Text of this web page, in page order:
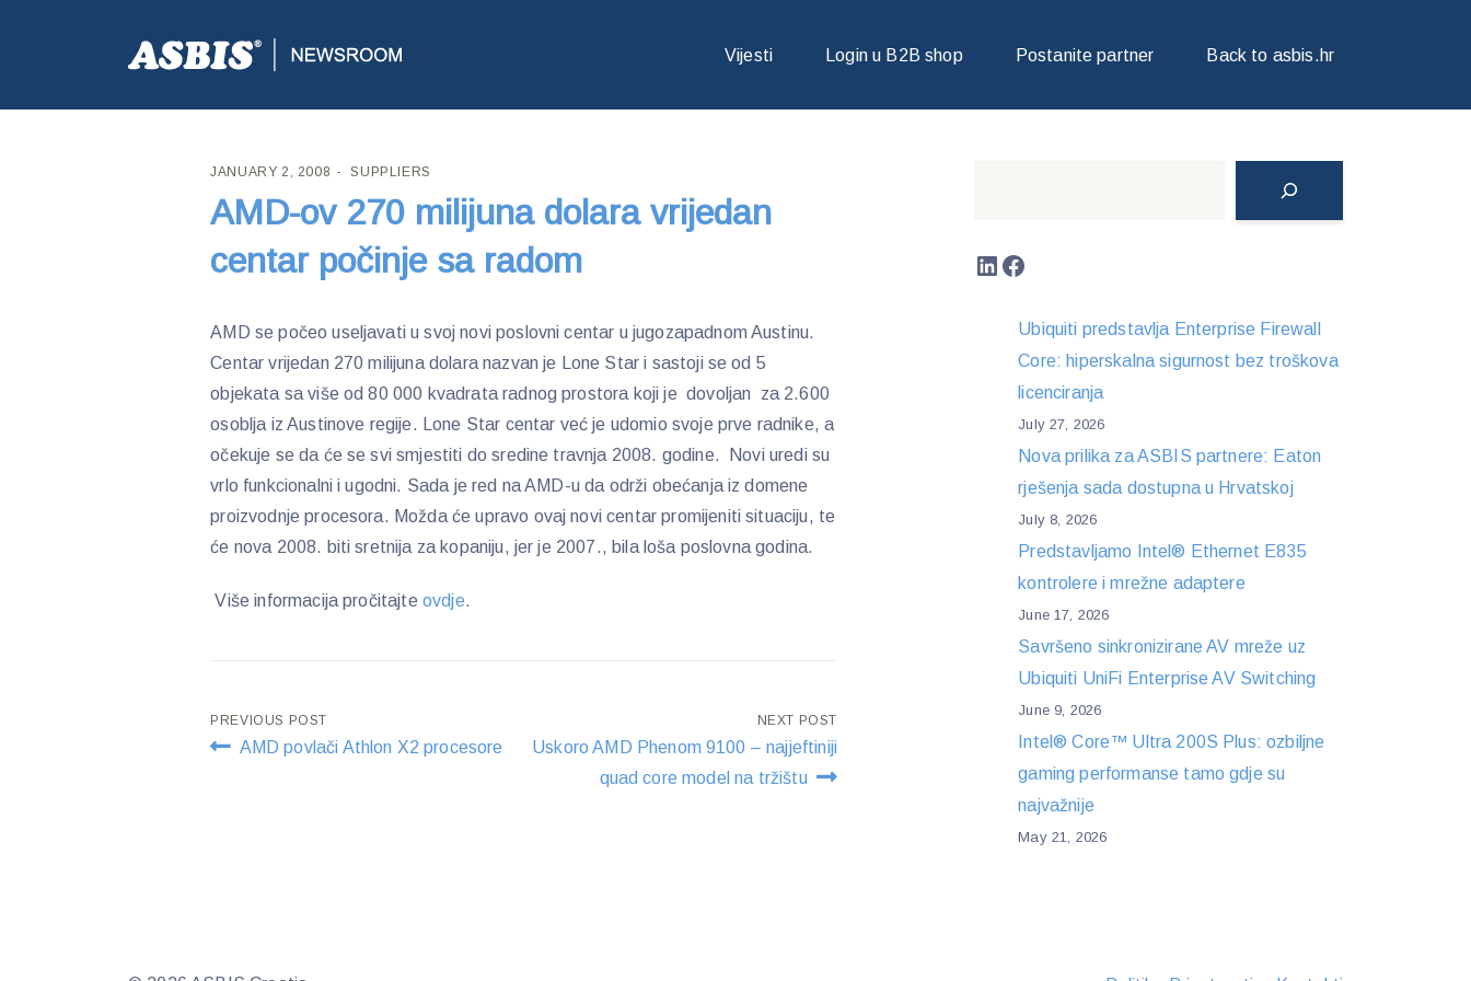
Vijesti Login u B2B shop Postanite partner Back to asbis.hr
ASBIS CROATIA>SUPPLIERS> AMD-OV 270 MILIJUNA DOLARA VRIJEDAN CENTAR POČINJE SA RADOM
JANUARY 2, 2008 SUPPLIERS
AMD-ov 270 milijuna dolara vrijedan
centar počinje sa radom
AMD se počeo useljavati u svoj novi poslovni centar u jugozapadnom Austinu.
Centar vrijedan 270 milijuna dolara nazvan je Lone Star i sastoji se od 5
objekata sa više od 80 000 kvadrata radnog prostora koji je dovoljan za 2.600
osoblja iz Austinove regije. Lone Star centar već je udomio svoje prve radnike, a
očekuje se da će se svi smjestiti do sredine travnja 2008. godine. Novi uredi su
vrlo funkcionalni i ugodni. Sada je red na AMD-u da održi obećanja iz domene
proizvodnje procesora. Možda će upravo ovaj novi centar promijeniti situaciju, te
će nova 2008. biti sretnija za kopaniju, jer je 2007., bila loša poslovna godina.
Više informacija pročitajte ovdje.
Post
PREVIOUS POST
AMD povlači Athlon X2 procesore
NEXT POST
Uskoro AMD Phenom 9100 – najjeftiniji
quad core model na tržištu
LinkedIn
Facebook
Ubiquiti predstavlja Enterprise Firewall
Core: hiperskalna sigurnost bez troškova
licenciranja
July 27, 2026
Nova prilika za ASBIS partnere: Eaton
rješenja sada dostupna u Hrvatskoj
July 8, 2026
Predstavljamo Intel® Ethernet E835
kontrolere i mrežne adaptere
June 17, 2026
Savršeno sinkronizirane AV mreže uz
Ubiquiti UniFi Enterprise AV Switching
June 9, 2026
Intel® Core™ Ultra 200S Plus: ozbiljne
gaming performanse tamo gdje su
najvažnije
May 21, 2026